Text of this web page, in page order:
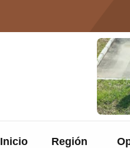
Inicio Región